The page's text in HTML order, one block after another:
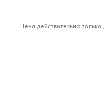
Цена действительна